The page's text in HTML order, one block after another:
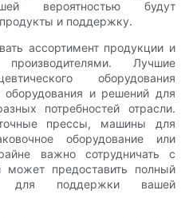
вероятностью будут
и поддержку.
ассортимент продукции и
Лучшие
оборудования
и решений для
потребностей отрасли.
прессы, машины для
оборудование или
важно сотрудничать с
может предоставить полный
для поддержки вашей